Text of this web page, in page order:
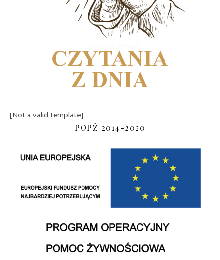
[Not a valid template]
POPŻ 2014-2020